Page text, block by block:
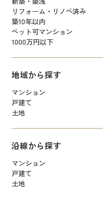
リフォーム・リノベ済み
築10年以内
ペット可マンション
1000万円以下
地域から探す
マンション
戸建て
土地
沿線から探す
マンション
戸建て
土地